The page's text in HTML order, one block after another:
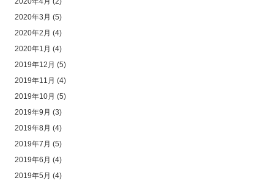
2020年3月 (5)
2020年2月 (4)
2020年1月 (4)
2019年12月 (5)
2019年11月 (4)
2019年10月 (5)
2019年9月 (3)
2019年8月 (4)
2019年7月 (5)
2019年6月 (4)
2019年5月 (4)